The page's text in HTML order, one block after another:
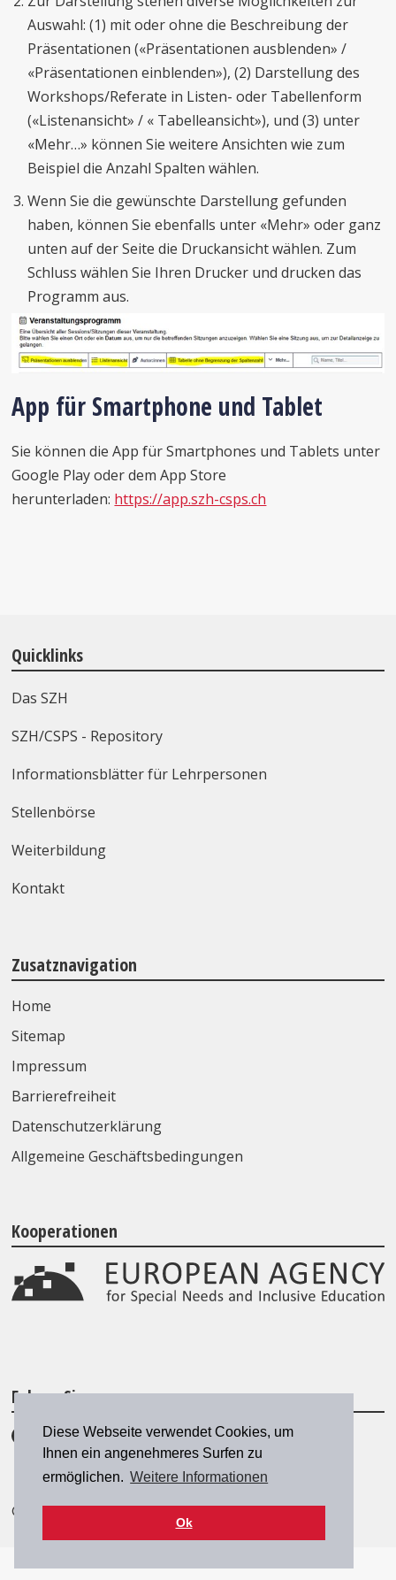
Diese Webseite verwendet Cookies, um
Ihnen ein angenehmeres Surfen zu
ermöglichen. Weitere Informationen
Ok
Auswahl: (1) mit oder ohne die Beschreibung der
Präsentationen («Präsentationen ausblenden» /
«Präsentationen einblenden»), (2) Darstellung des
Workshops/Referate in Listen- oder Tabellenform
(«Listenansicht» / « Tabelleansicht»), und (3) unter
«Mehr…» können Sie weitere Ansichten wie zum
Beispiel die Anzahl Spalten wählen.
Wenn Sie die gewünschte Darstellung gefunden
haben, können Sie ebenfalls unter «Mehr» oder ganz
unten auf der Seite die Druckansicht wählen. Zum
Schluss wählen Sie Ihren Drucker und drucken das
Programm aus.
App für Smartphone und Tablet
Sie können die App für Smartphones und Tablets unter
Google Play oder dem App Store
herunterladen: https://app.szh-csps.ch
Quicklinks
Das SZH
SZH/CSPS - Repository
Informationsblätter für Lehrpersonen
Stellenbörse
Weiterbildung
Kontakt
Zusatznavigation
Home
Sitemap
Impressum
Barrierefreiheit
Datenschutzerklärung
Allgemeine Geschäftsbedingungen
Kooperationen
Folgen Sie uns
© 2026 SZH/CSPS|szh@szh.ch